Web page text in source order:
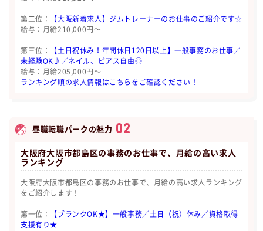
第二位：
【大阪新着求人】ジムトレーナーのお仕事のご紹介です☆
給与：月給210,000円〜
第三位：
【土日祝休み！年間休日120日以上】一般事務のお仕事／
未経験OK♪／ネイル、ピアス自由◎
給与：月給205,000円〜
ランキング順の求人情報はこちらをご確認ください！
昼職転職パークの魅力 02
大阪府大阪市都島区の事務のお仕事で、月給の高い求人
ランキング
大阪府大阪市都島区の事務のお仕事で、月給の高い求人ランキング
をご紹介します！
第一位：
【ブランクOK★】一般事務／土日（祝）休み／資格取得
支援有り★